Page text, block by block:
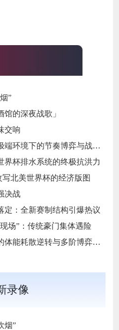
”
馆的深夜战歌」
交响
跨洲附加赛的气候变量：极端环境下的节奏博弈与战术自适应
界杯排水系统的终极抗洪力
北美世界杯的经济版图
决战
定：全新赛制结构引爆热议
场”：传统豪门集体遇险
**七冠熵核：世界杯夺冠的体能耗散逆转与多阶博弈论**
录像
烟”